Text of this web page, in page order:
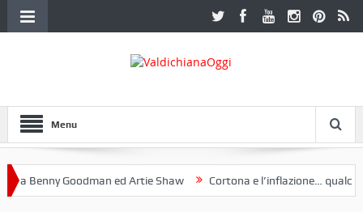
Menu
Benny Goodman ed Artie Shaw Cortona e l’inflazione… qualche